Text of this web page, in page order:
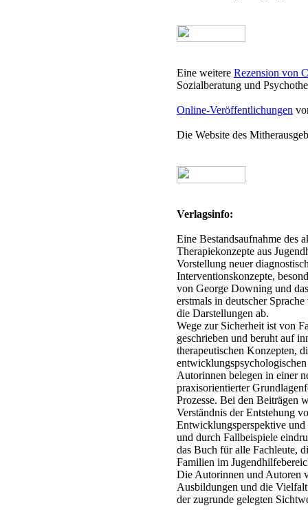
Eine weitere Rezension von
Sozialberatung und
Online-Veröffentlichungen
Die Website des
Verlagsinfo:
Eine Bestandsaufnahme des
Therapiekonzepte aus
Vorstellung neuer
Interventionskonzepte,
von George Downing und
erstmals in deutscher
die Darstellungen ab.
Wege zur Sicherheit ist von
geschrieben und beruht auf
therapeutischen Konzepten,
Autorinnen belegen in einer
praxisorientierter
Prozesse. Bei den Beiträgen
Verständnis der Entstehung
Entwicklungsperspektive und
und durch Fallbeispiele
das Buch für alle Fachleute,
Familien im
Die Autorinnen und Autoren
Ausbildungen und die
der zugrunde gelegten